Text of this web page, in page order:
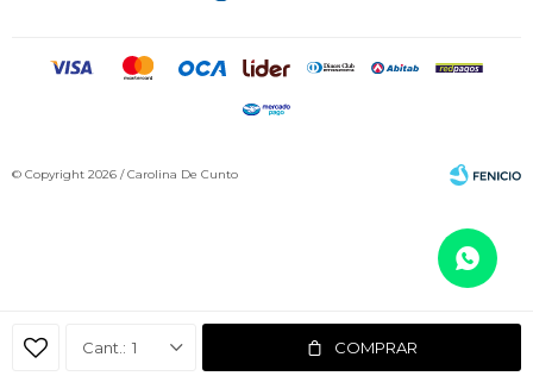
1 COMPRAR
© Copyright 2026 / Carolina De Cunto